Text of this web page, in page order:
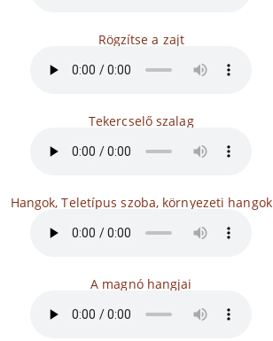
Rögzítse a zajt
Tekercselő szalag
Hangok, Teletípus szoba, környezeti hangok
A magnó hangjai